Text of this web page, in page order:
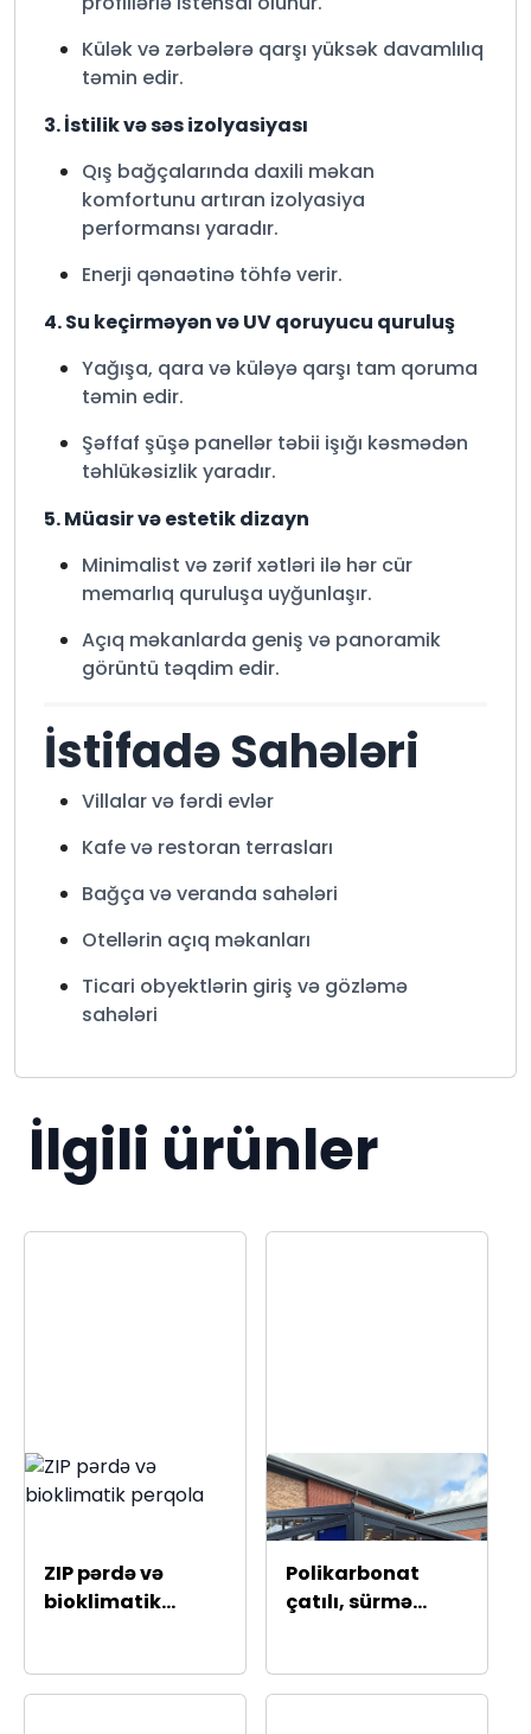
Külək və zərbələrə qarşı yüksək davamlılıq
təmin edir.
3. İstilik və səs izolyasiyası
Qış bağçalarında daxili məkan
komfortunu artıran izolyasiya
performansı yaradır.
Enerji qənaətinə töhfə verir.
4. Su keçirməyən və UV qoruyucu quruluş
Yağışa, qara və küləyə qarşı tam qoruma
təmin edir.
Şəffaf şüşə panellər təbii işığı kəsmədən
təhlükəsizlik yaradır.
5. Müasir və estetik dizayn
Minimalist və zərif xətləri ilə hər cür
memarlıq quruluşa uyğunlaşır.
Açıq məkanlarda geniş və panoramik
görüntü təqdim edir.
İstifadə Sahələri
Villalar və fərdi evlər
Kafe və restoran terrasları
Bağça və veranda sahələri
Otellərin açıq məkanları
Ticari obyektlərin giriş və gözləmə
sahələri
İlgili ürünler
ZIP pərdə və
bioklimatik
Polikarbonat
çatılı, sürmə